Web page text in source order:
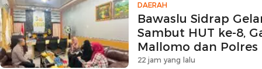
DAERAH
Bawaslu Sidrap
Sambut HUT ke-8,
Mallomo dan Polres
22 jam yang lalu